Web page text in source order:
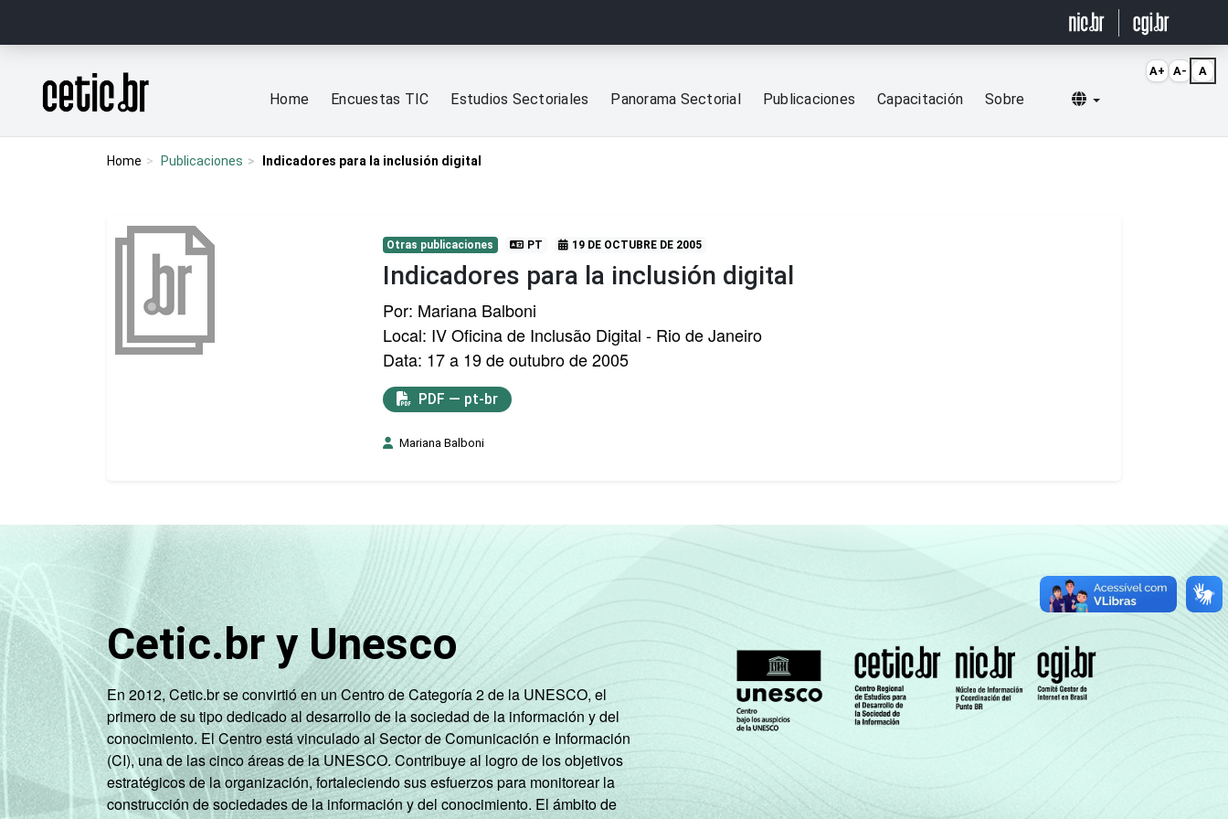
Página inicial
Home Encuestas TIC Estudios Sectoriales Panorama Sectorial Publicaciones Capacitación Sobre Selecionar idioma
Home Publicaciones Indicadores para la inclusión digital
Otras publicaciones PT 19 DE OCTUBRE DE 2005
Indicadores para la inclusión digital
Por: Mariana Balboni
Local: IV Oficina de Inclusão Digital - Rio de Janeiro
Data: 17 a 19 de outubro de 2005
PDF — pt-br
Mariana Balboni
Cetic.br y Unesco
En 2012, Cetic.br se convirtió en un Centro de Categoría 2 de la UNESCO, el
primero de su tipo dedicado al desarrollo de la sociedad de la información y del
conocimiento. El Centro está vinculado al Sector de Comunicación e Información
(CI), una de las cinco áreas de la UNESCO. Contribuye al logro de los objetivos
estratégicos de la organización, fortaleciendo sus esfuerzos para monitorear la
construcción de sociedades de la información y del conocimiento. El ámbito de
A+ A- A